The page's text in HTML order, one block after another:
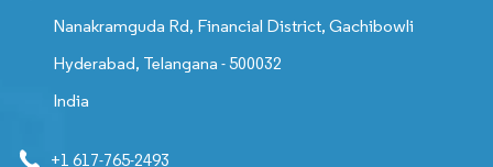
Nanakramguda Rd, Financial District, Gachibowli
Hyderabad, Telangana - 500032
India
+1 617-765-2493